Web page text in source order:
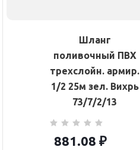
Шланг
поливочный ПВХ
трехслойн. армир.
1/2 25м зел. Вихрь
73/7/2/13
881.08 ₽